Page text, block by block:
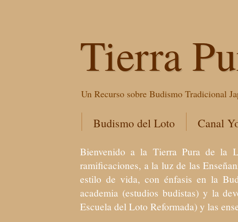
Tierra
Un Recurso sobre Budismo Tradicional
Budismo del Loto Canal
Bienvenido a la Tierra Pura de la
ramificaciones, a la luz de las
estilo de vida, con énfasis en la
academia (estudios budistas) y la
Escuela del Loto Reformada) y las